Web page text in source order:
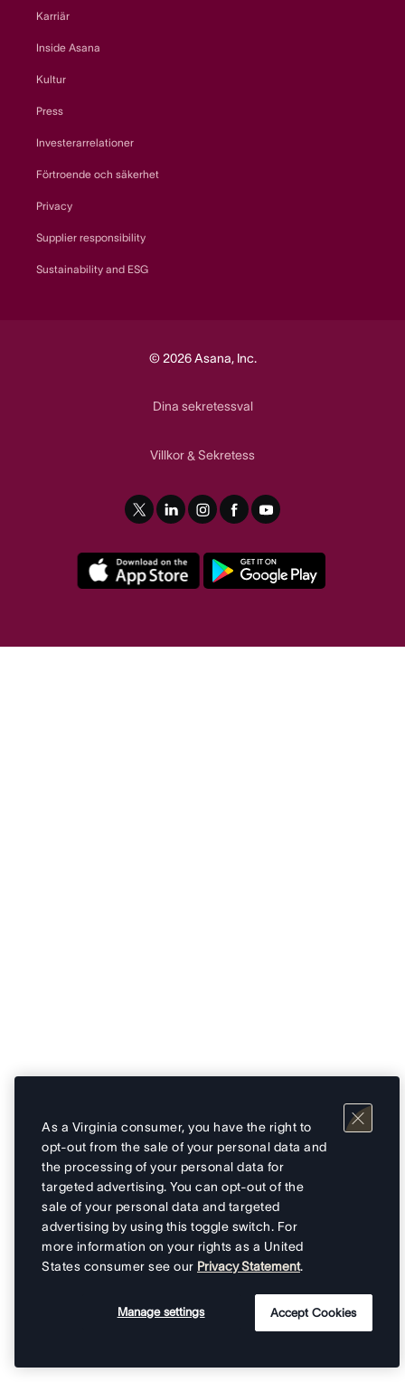
Karriär
Inside Asana
Kultur
Press
Investerarrelationer
Förtroende och säkerhet
Privacy
Supplier responsibility
Sustainability and ESG
© 2026 Asana, Inc.
Dina sekretessval
Villkor& Sekretess
As a Virginia consumer, you have the right to
opt-out from the sale of your personal data and
the processing of your personal data for
targeted advertising. You can opt-out of the
sale of your personal data and targeted
advertising by using this toggle switch. For
more information on your rights as a United
States consumer see our Privacy Statement.
Manage settings Accept Cookies